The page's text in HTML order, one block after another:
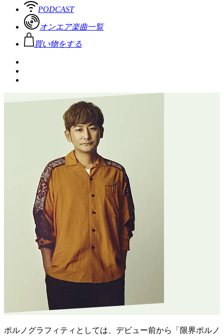
PODCAST
オンエア楽曲一覧
買い物をする
ポルノグラフィティとしては、デビュー前から「限界ポルノ